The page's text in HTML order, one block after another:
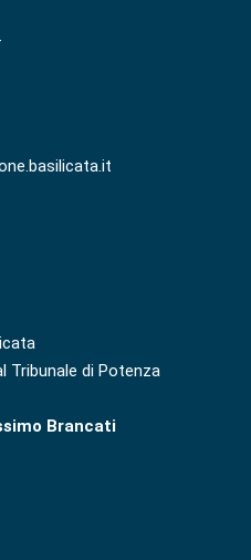
Tribunale di Potenza
Brancati